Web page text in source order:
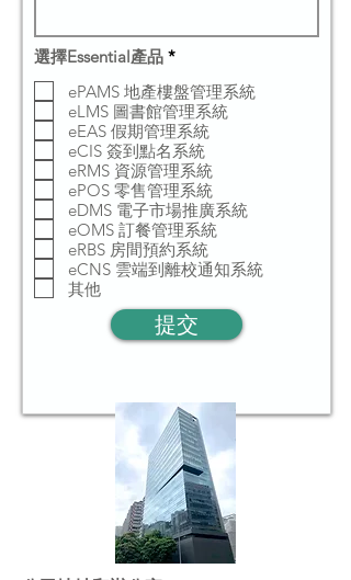
選擇Essential產品 *必
ePAMS 地產樓盤管理系統
eLMS 圖書館管理系統
eEAS 假期管理系統
eCIS 簽到點名系統
eRMS 資源管理系統
ePOS 零售管理系統
eDMS 電子市場推廣系統
eOMS 訂餐管理系統
eRBS 房間預約系統
eCNS 雲端到離校通知系統
其他
提交